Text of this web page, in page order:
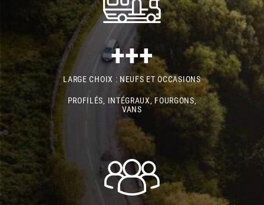
+++
LARGE CHOIX : NEUFS ET OCCASIONS
PROFILÉS, INTÉGRAUX, FOURGONS,
VANS